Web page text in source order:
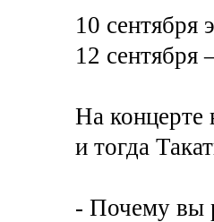
10 сентября
12 сентября
На концерте
и тогда
- Почему вы